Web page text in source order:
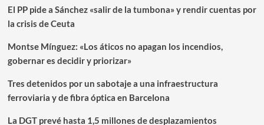
El PP pide a Sánchez «salir de la tumbona» y rendir cuentas por
la crisis de Ceuta
Montse Mínguez: «Los áticos no apagan los incendios,
gobernar es decidir y priorizar»
Tres detenidos por un sabotaje a una infraestructura
ferroviaria y de fibra óptica en Barcelona
La DGT prevé hasta 1,5 millones de desplazamientos